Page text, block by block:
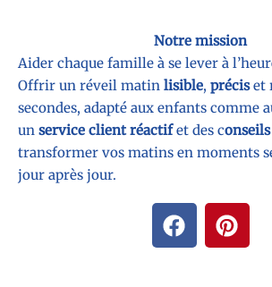
Notre mission
Aider chaque famille à se lever à
Offrir un réveil matin lisible, préciset
secondes, adapté aux enfants comme
un service client réactifet des c
transformer vos matins en moments
jour après jour.